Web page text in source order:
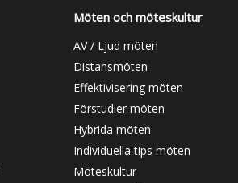
Möten och möteskultur
AV / Ljud möten
Distansmöten
Effektivisering möten
Förstudier möten
Hybrida möten
Individuella tips möten
Möteskultur